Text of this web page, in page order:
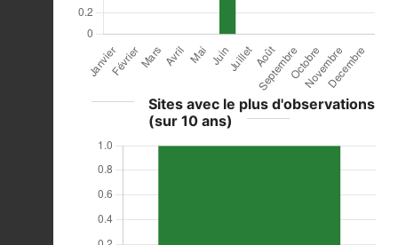
Sites avec le plus d'observations
(sur 10 ans)